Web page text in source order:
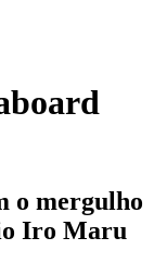
o mergulho
Iro Maru